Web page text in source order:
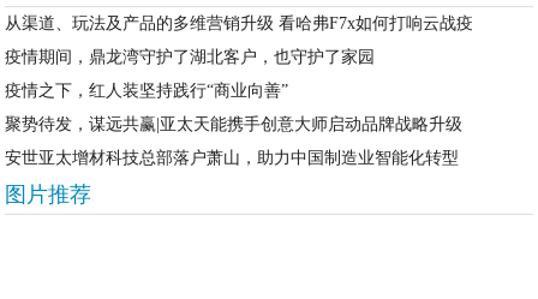
从渠道、玩法及产品的多维营销升级 看哈弗F7x如何打响云战疫
疫情期间，鼎龙湾守护了湖北客户，也守护了家园
疫情之下，红人装坚持践行“商业向善”
聚势待发，谋远共赢|亚太天能携手创意大师启动品牌战略升级
安世亚太增材科技总部落户萧山，助力中国制造业智能化转型
图片推荐